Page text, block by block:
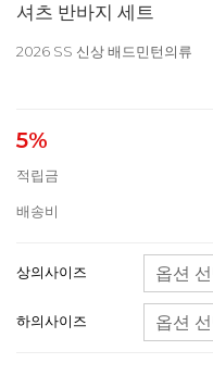
셔츠 반바지 세트
2026 SS 신상 배드민턴의류
5%
적립금
배송비
상의사이즈
하의사이즈